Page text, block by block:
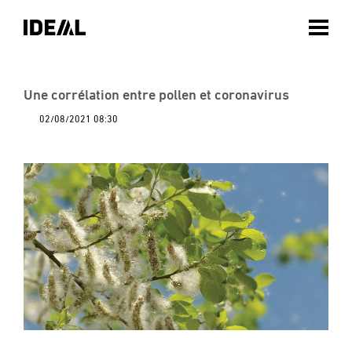
Une corrélation entre pollen et coronavirus
02/08/2021 08:30